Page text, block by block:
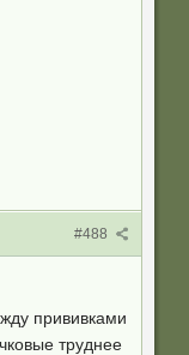
#488
прививками
труднее